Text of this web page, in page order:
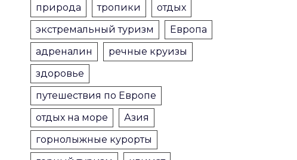
природа
тропики
отдых
экстремальный туризм
Европа
адреналин
речные круизы
здоровье
путешествия по Европе
отдых на море
Азия
горнолыжные курорты